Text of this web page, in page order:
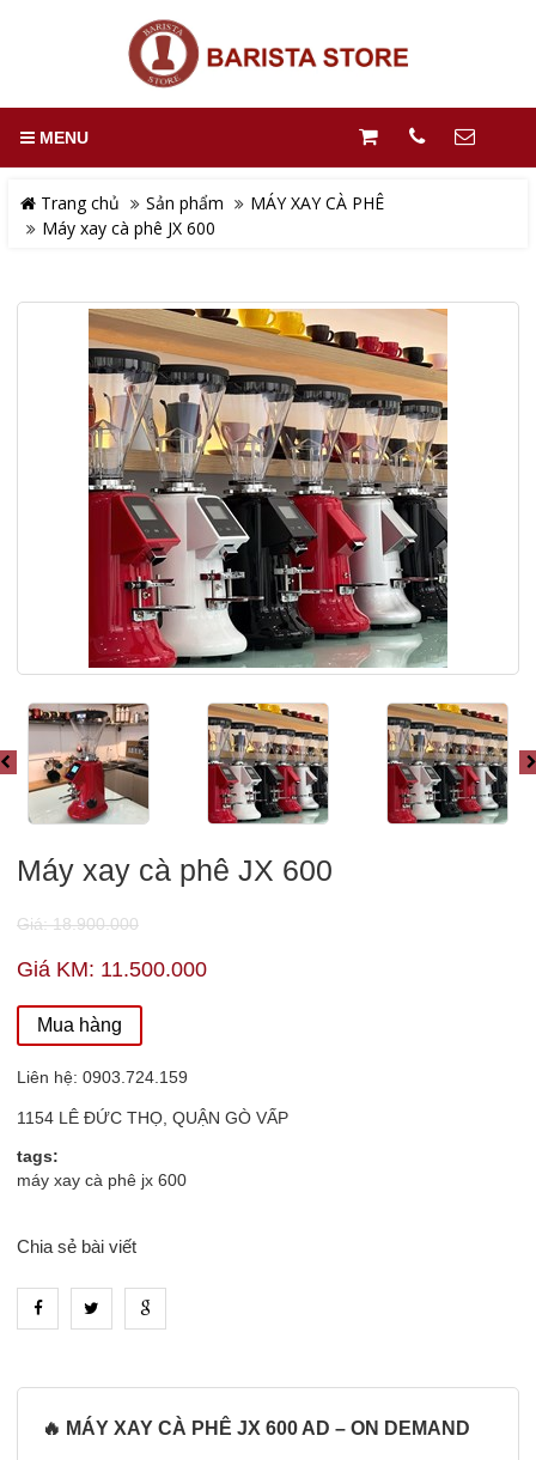
MENU
Trang chủ Sản phẩm
MÁY XAY CÀ PHÊ
Máy xay cà phê JX 600
Máy xay cà phê JX 600
Giá: 18.900.000
Giá KM: 11.500.000
Mua hàng
Liên hệ: 0903.724.159
1154 LÊ ĐỨC THỌ, QUẬN GÒ VẤP
tags:
máy xay cà phê jx 600
Chia sẻ bài viết
🔥 MÁY XAY CÀ PHÊ JX 600 AD – ON DEMAND